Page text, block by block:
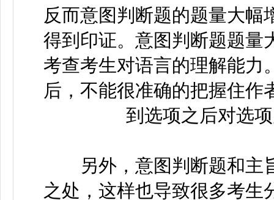
反而意图判断题的题量大幅
得到印证。意图判断题题量
考查考生对语言的理解能力
后，不能很准确的把握住作
到选项之后对选
另外，意图判断题和主
之处，这样也导致很多考生